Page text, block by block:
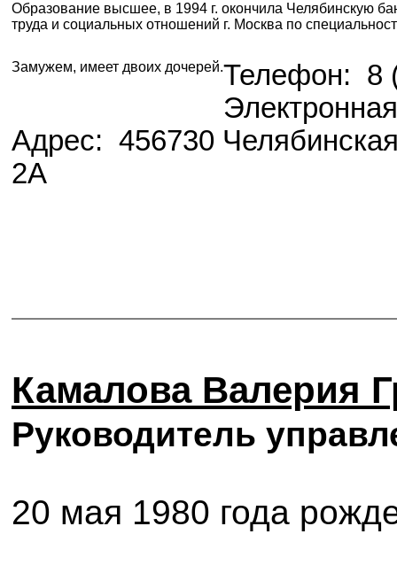
Образование высшее, в 1994 г. окончила Челябинскую
труда и социальных отношений г. Москва по
Замужем, имеет двоих дочерей.Телефон: 8
Адрес: 456730
2А
Камалова Валерия
Руководитель
20 мая 1980 года